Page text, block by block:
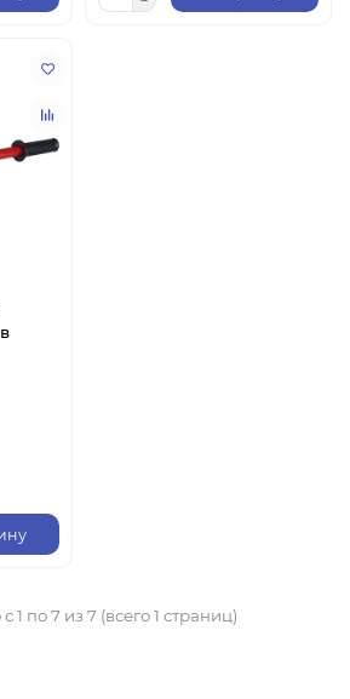
1 по 7 из 7 (всего 1 страниц)